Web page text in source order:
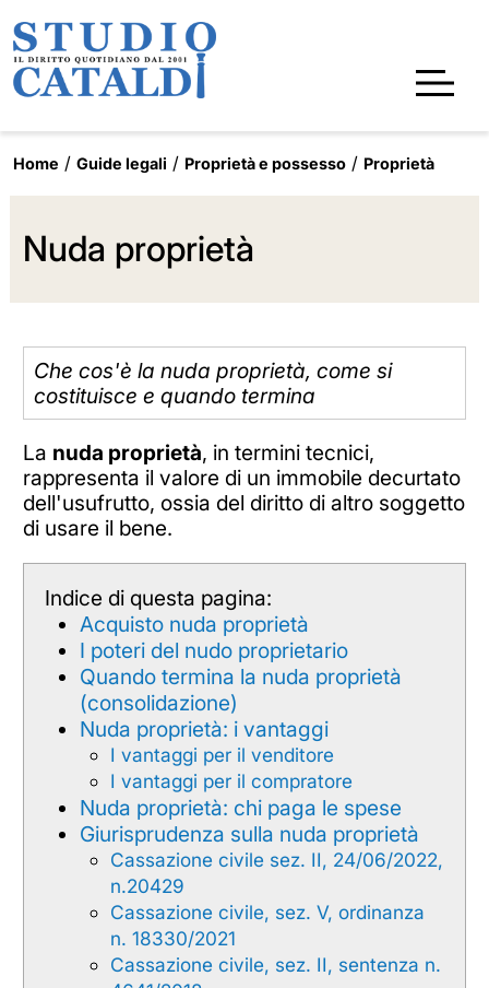
Home Guide legali Proprietà e possesso Proprietà
Nuda proprietà
Che cos'è la nuda proprietà, come si
costituisce e quando termina
La nuda proprietà, in termini tecnici,
rappresenta il valore di un immobile decurtato
dell'usufrutto, ossia del diritto di altro soggetto
di usare il bene.
Indice di questa pagina:
Acquisto nuda proprietà
I poteri del nudo proprietario
Quando termina la nuda proprietà
(consolidazione)
Nuda proprietà: i vantaggi
I vantaggi per il venditore
I vantaggi per il compratore
Nuda proprietà: chi paga le spese
Giurisprudenza sulla nuda proprietà
Cassazione civile sez. II, 24/06/2022,
n.20429
Cassazione civile, sez. V, ordinanza
n. 18330/2021
Cassazione civile, sez. II, sentenza n.